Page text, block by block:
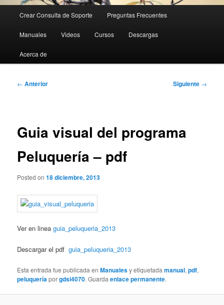
principal
Crear Consulta de Soporte Preguntas Frecuentes
Manuales Videos Cursos Descargas
Acerca de
Navegación
← Anterior Siguiente →
Guia visual del programa
Peluquería – pdf
Posted on18 diciembre, 2013
Ver en lineaguia_peluqueria_2013
Descargar el pdfguia_peluqueria_2013
Esta entrada fue publicada enManualesy etiquetadamanual,pdf,
peluquería porgdsi4070. Guardaenlace permanente.